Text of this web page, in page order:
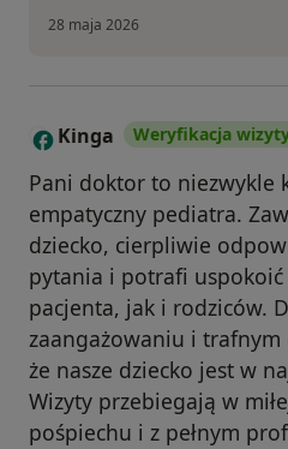
28 maja 2026
K Kinga Weryfikacja
Pani doktor to niezwykle
empatyczny pediatra.
dziecko, cierpliwie
pytania i potrafi uspokoić
pacjenta, jak i rodziców.
zaangażowaniu i trafnym
że nasze dziecko jest w
Wizyty przebiegają w
pośpiechu i z pełnym